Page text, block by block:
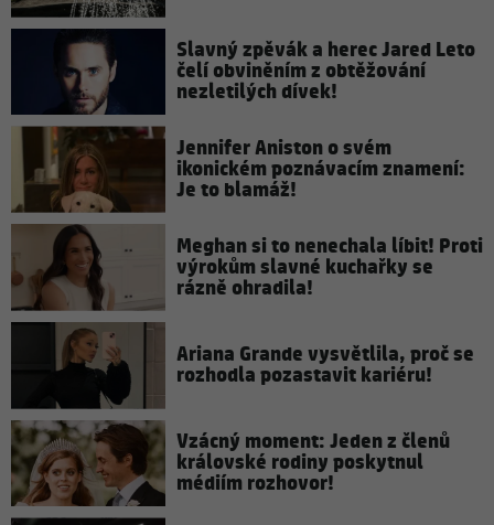
Slavný zpěvák a herec Jared Leto
čelí obviněním z obtěžování
nezletilých dívek!
Jennifer Aniston o svém
ikonickém poznávacím znamení:
Je to blamáž!
Meghan si to nenechala líbit! Proti
výrokům slavné kuchařky se
rázně ohradila!
Ariana Grande vysvětlila, proč se
rozhodla pozastavit kariéru!
Vzácný moment: Jeden z členů
královské rodiny poskytnul
médiím rozhovor!